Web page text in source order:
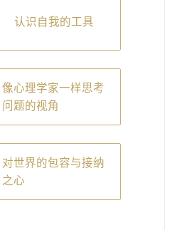
认识自我的工具
像心理学家一样思考
问题的视角
对世界的包容与接纳
之心